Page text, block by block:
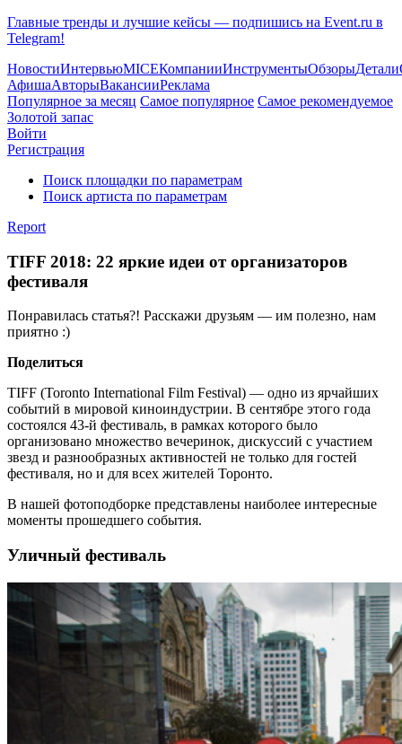
Главные тренды и лучшие кейсы — подпишись на Event.ru в
Telegram!
НовостиИнтервьюMICEКомпанииИнструментыОбзорыДетали
АфишаАвторыВакансииРеклама
Популярное за месяц Самое популярное Самое рекомендуемое
Золотой запас
Войти
Регистрация
Поиск площадки по параметрам
Поиск артиста по параметрам
Report
TIFF 2018: 22 яркие идеи от организаторов
фестиваля
Понравилась статья?! Расскажи друзьям — им полезно, нам
приятно :)
Поделиться
TIFF (Toronto International Film Festival) — одно из ярчайших
событий в мировой киноиндустрии. В сентябре этого года
состоялся 43-й фестиваль, в рамках которого было
организовано множество вечеринок, дискуссий с участием
звезд и разнообразных активностей не только для гостей
фестиваля, но и для всех жителей Торонто.
В нашей фотоподборке представлены наиболее интересные
моменты прошедшего события.
Уличный фестиваль